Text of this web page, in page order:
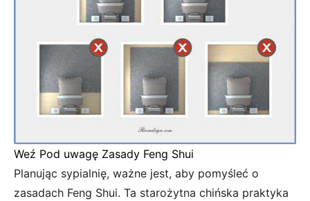
Weź Pod uwagę Zasady Feng Shui
Planując sypialnię, ważne jest, aby pomyśleć o
zasadach Feng Shui. Ta starożytna chińska praktyka